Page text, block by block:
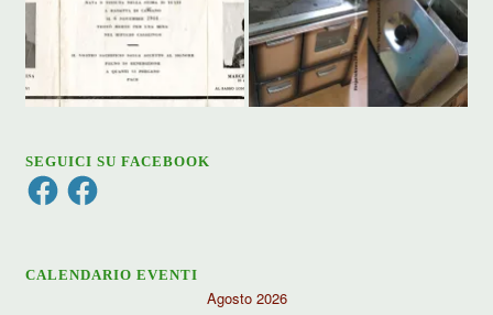
SEGUICI SU FACEBOOK
FacebookFacebook
CALENDARIO EVENTI
Agosto 2026